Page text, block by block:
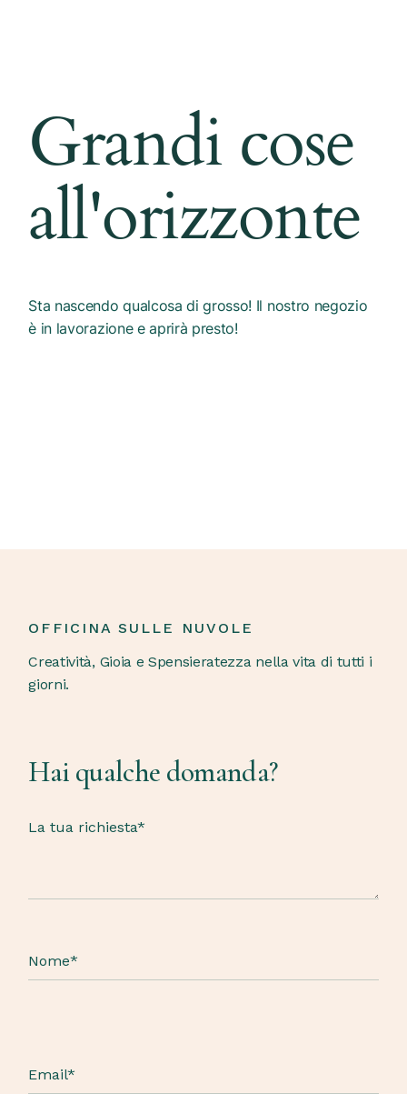
Grandi cose
all'orizzonte
Sta nascendo qualcosa di grosso! Il nostro negozio
è in lavorazione e aprirà presto!
OFFICINA SULLE NUVOLE
Creatività, Gioia e Spensieratezza nella vita di tutti i
giorni.
Hai qualche domanda?